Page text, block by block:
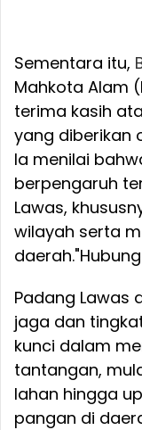
Sementara itu,
Mahkota Alam
terima kasih
yang diberikan
Ia menilai
berpengaruh
Lawas,
wilayah serta
daerah.
Padang Lawas
jaga dan
kunci dalam
tantangan,
lahan hingga
pangan di